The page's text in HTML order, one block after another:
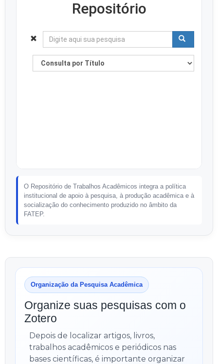
O Repositório de Trabalhos Acadêmicos integra a política
institucional de apoio à pesquisa, à produção acadêmica e à
socialização do conhecimento produzido no âmbito da
FATEP.
Organização da Pesquisa Acadêmica
Organize suas pesquisas com o
Zotero
Depois de localizar artigos, livros,
trabalhos acadêmicos e periódicos nas
bases científicas, é importante organizar